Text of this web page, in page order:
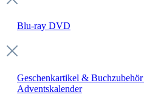
Blu-ray DVD
Geschenkartikel & Buchzubehör
Adventskalender